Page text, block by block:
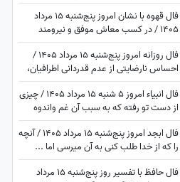
فال قهوه با نشان امروز پنج‌شنبه 15 مرداد
1405 / در کسب معاش موفق و نیرومند
هستید و بر دشمنان غلبه می‌کنید مخصوصا
بر ...
فال روزانه امروز پنج‌شنبه 15 مرداد 1405 /
احساس نارضایتی از عدم قدردانی اطرافیان،
امری طبیعی است، اما ...
فال انبیاء امروز 5 شنبه 15 مرداد 1405 / چیزی
از دست تو رفته که به سبب آن غم واندوه
می‌خوری، اما ...
فال ابجد امروز پنج‌شنبه 15 مرداد 1405 / آنچه
را که از خدا طلب کنی به آن میرسی اما ...
فال حافظ با تفسیر روز پنج‌شنبه 15 مرداد